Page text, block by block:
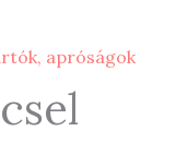
apróságok